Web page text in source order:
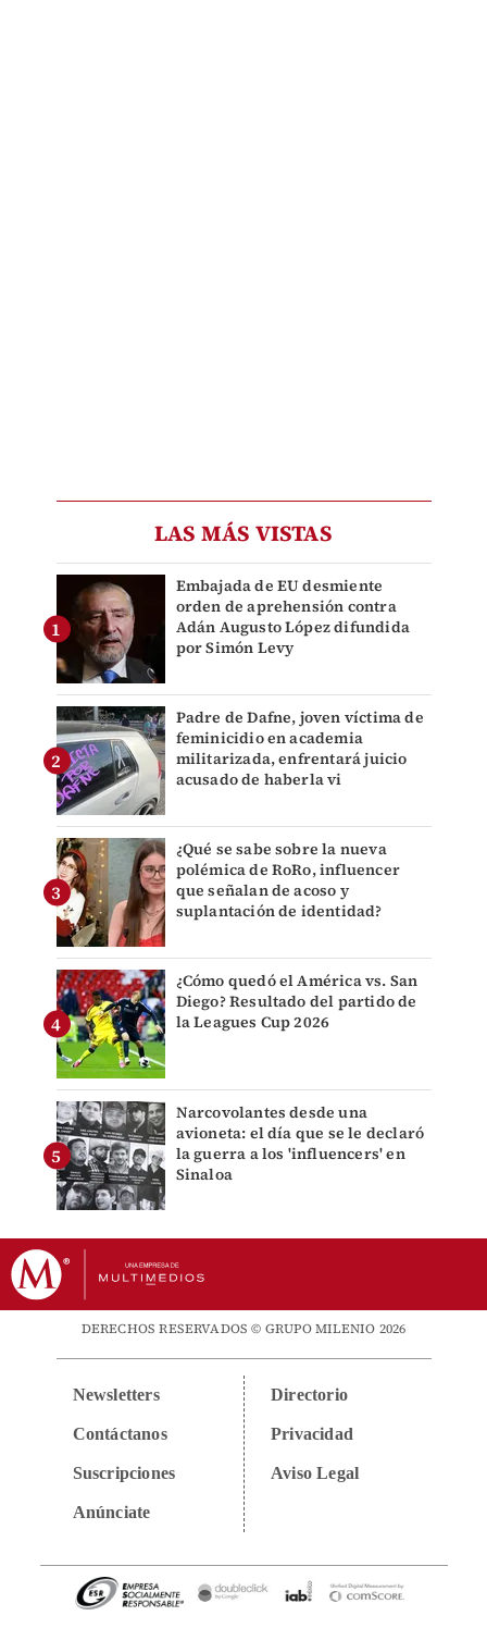
LAS MÁS VISTAS
Embajada de EU desmiente
orden de aprehensión contra
Adán Augusto López difundida
por Simón Levy
Padre de Dafne, joven víctima de
feminicidio en academia
militarizada, enfrentará juicio
acusado de haberla vi
¿Qué se sabe sobre la nueva
polémica de RoRo, influencer
que señalan de acoso y
suplantación de identidad?
¿Cómo quedó el América vs. San
Diego? Resultado del partido de
la Leagues Cup 2026
Narcovolantes desde una
avioneta: el día que se le declaró
la guerra a los 'influencers' en
Sinaloa
DERECHOS RESERVADOS © GRUPO MILENIO 2026
Newsletters
Contáctanos
Suscripciones
Anúnciate
Directorio
Privacidad
Aviso Legal